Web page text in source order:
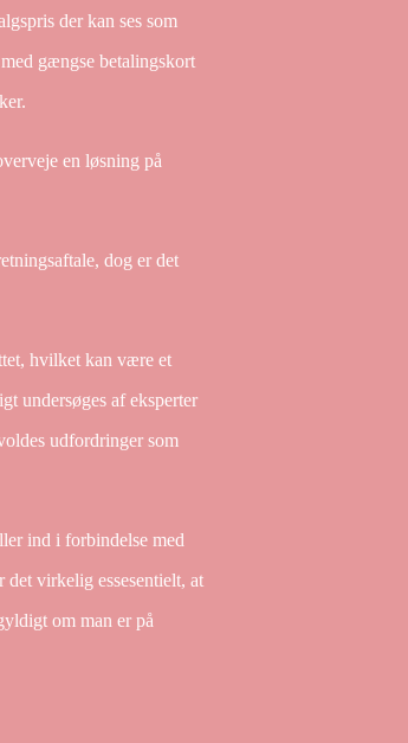
der kan ses som
gængse betalingskort
en løsning på
dog er det
hvilket kan være et
undersøges af eksperter
udfordringer som
ind i forbindelse med
virkelig essesentielt, at
om man er på